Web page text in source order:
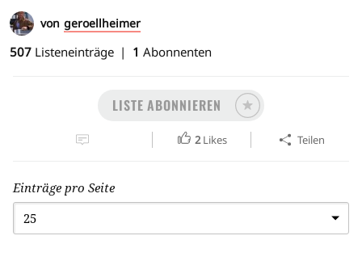
von geroellheimer
507 Listeneinträge 1 Abonnenten
LISTE ABONNIEREN
2 Likes Teilen
Einträge pro Seite